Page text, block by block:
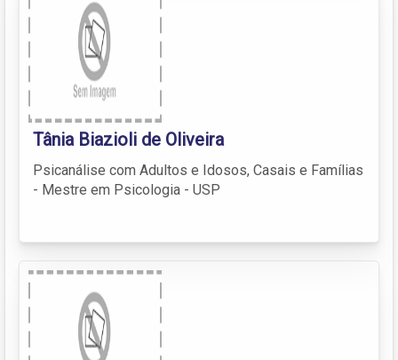
Tânia Biazioli de Oliveira
Psicanálise com Adultos e Idosos, Casais e Famílias
- Mestre em Psicologia - USP